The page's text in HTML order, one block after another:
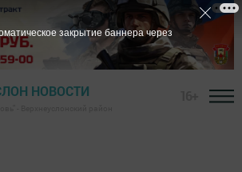
НОВОСТИ
закрытие баннера через